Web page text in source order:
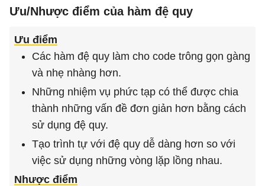
Ưu/Nhược điểm của hàm đệ quy
Ưu điểm
Các hàm đệ quy làm cho code trông gọn gàng
và nhẹ nhàng hơn.
Những nhiệm vụ phức tạp có thể được chia
thành những vấn đề đơn giản hơn bằng cách
sử dụng đệ quy.
Tạo trình tự với đệ quy dễ dàng hơn so với
việc sử dụng những vòng lặp lồng nhau.
Nhược điểm